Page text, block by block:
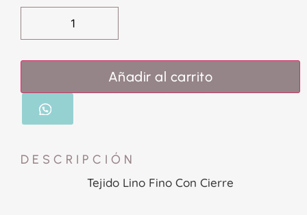
Añadir al carrito
DESCRIPCIÓN
Tejido Lino Fino Con Cierre